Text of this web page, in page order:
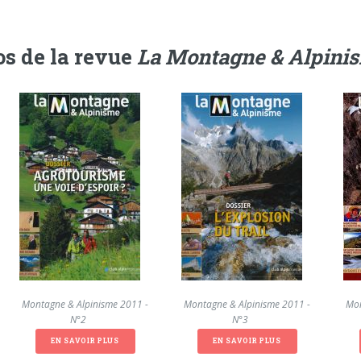
de la revue La Montagne &
La Montagne & Alpinisme 2011 -
N°2
EN SAVOIR PLUS
La Montagne & Alpinisme 2011 -
N°3
EN SAVOIR PLUS
La